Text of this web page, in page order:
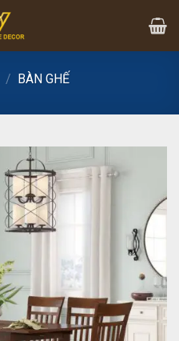
/ BÀN GHẾ